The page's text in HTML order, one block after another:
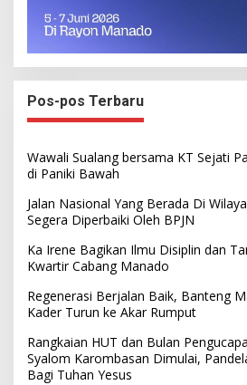
Pos-pos Terbaru
Wawali Sualang bersama KT Sejati
di Paniki Bawah
Jalan Nasional Yang Berada Di
Segera Diperbaiki Oleh BPJN
Ka Irene Bagikan Ilmu Disiplin dan
Kwartir Cabang Manado
Regenerasi Berjalan Baik, Banteng
Kader Turun ke Akar Rumput
Rangkaian HUT dan Bulan
Syalom Karombasan Dimulai,
Bagi Tuhan Yesus